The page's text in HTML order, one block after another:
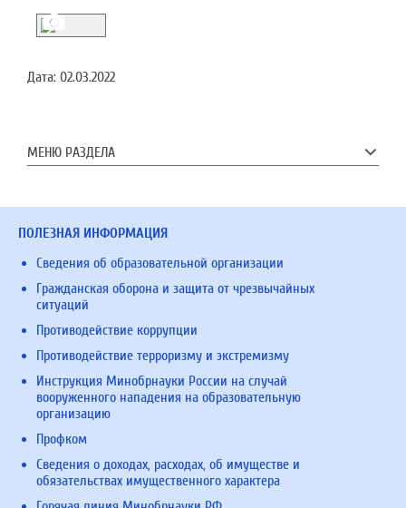
Дата: 02.03.2022
МЕНЮ РАЗДЕЛА
ПОЛЕЗНАЯ ИНФОРМАЦИЯ
Сведения об образовательной организации
Гражданская оборона и защита от чрезвычайных
ситуаций
Противодействие коррупции
Противодействие терроризму и экстремизму
Инструкция Минобрнауки России на случай
вооруженного нападения на образовательную
организацию
Профком
Сведения о доходах, расходах, об имуществе и
обязательствах имущественного характера